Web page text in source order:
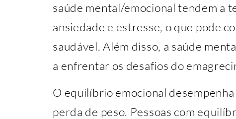
saúde mental/emocional tendem a
ansiedade e estresse, o que pode
saudável. Além disso, a saúde
a enfrentar os desafios do
O equilíbrio emocional
perda de peso. Pessoas com